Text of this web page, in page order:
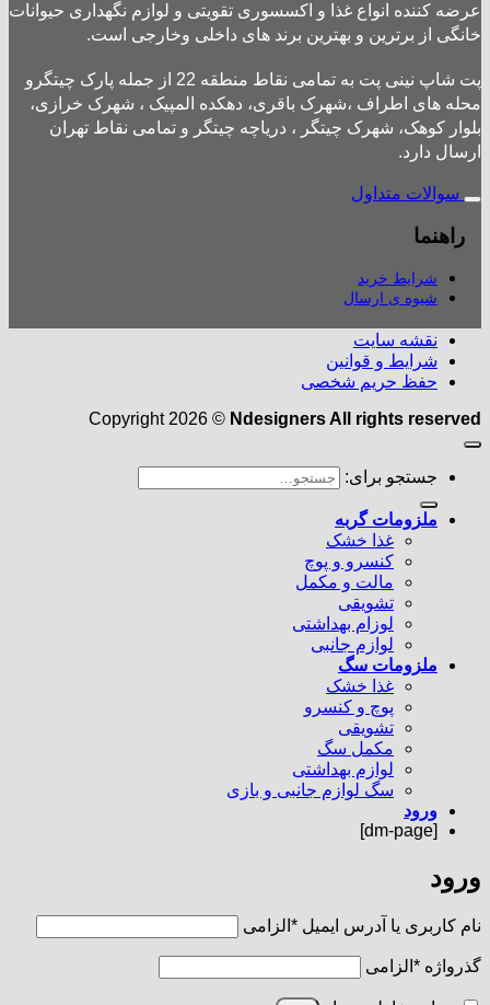
عرضه کننده انواع غذا و اکسسوری تقویتی و لوازم نگهداری حیوانات
خانگی از برترین و بهترین برند های داخلی وخارجی است.
پت شاپ نینی پت به تمامی نقاط منطقه 22 از جمله پارک چیتگرو
محله های اطراف ،شهرک باقری، دهکده المپیک ، شهرک خرازی،
بلوار کوهک، شهرک چیتگر ، دریاچه چیتگر و تمامی نقاط تهران
ارسال دارد.
سوالات متداول
راهنما
شرایط خرید
شیوه ی ارسال
نقشه سایت
شرایط و قوانین
حفظ حریم شخصی
Copyright 2026 © Ndesigners All rights reserved
جستجو برای:
ملزومات گربه
غذا خشک
کنسرو و پوچ
مالت و مکمل
تشویقی
لوزام بهداشتی
لوازم جانبی
ملزومات سگ
غذا خشک
پوچ و کنسرو
تشویقی
مکمل سگ
لوازم بهداشتی
سگ لوازم جانبی و بازی
ورود
ورود
نام کاربری یا آدرس ایمیل * الزامی
گذرواژه * الزامی